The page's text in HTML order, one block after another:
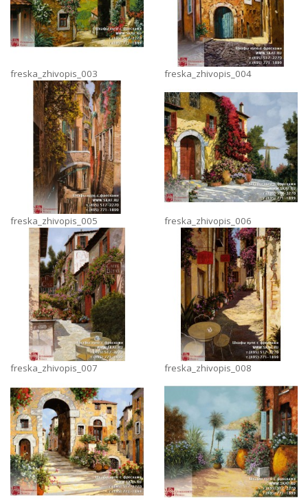
freska_zhivopis_003 freska_zhivopis_004
freska_zhivopis_005 freska_zhivopis_006
freska_zhivopis_007 freska_zhivopis_008